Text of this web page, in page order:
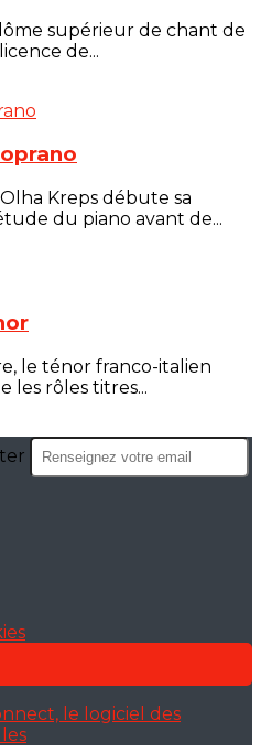
supérieur de chant de
de...
Kreps débute sa
du piano avant de...
le ténor franco-italien
les rôles titres...
le logiciel des